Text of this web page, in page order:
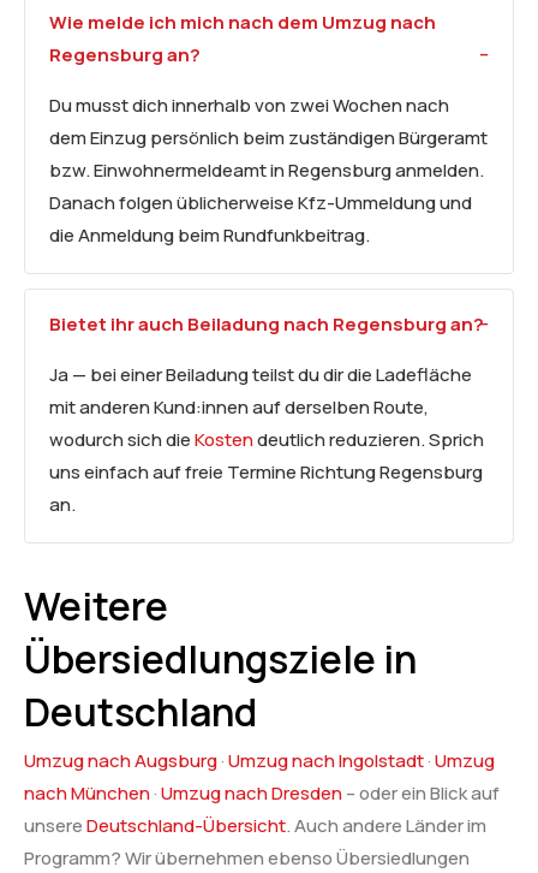
Wie melde ich mich nach dem Umzug nach
Regensburg an?
Du musst dich innerhalb von zwei Wochen nach
dem Einzug persönlich beim zuständigen Bürgeramt
bzw. Einwohnermeldeamt in Regensburg anmelden.
Danach folgen üblicherweise Kfz-Ummeldung und
die Anmeldung beim Rundfunkbeitrag.
Bietet ihr auch Beiladung nach Regensburg an?
Ja — bei einer Beiladung teilst du dir die Ladefläche
mit anderen Kund:innen auf derselben Route,
wodurch sich dieKostendeutlich reduzieren. Sprich
uns einfach auf freie Termine Richtung Regensburg
an.
Weitere
Übersiedlungsziele in
Deutschland
Umzug nach Augsburg·Umzug nach Ingolstadt·Umzug
nach München·Umzug nach Dresden– oder ein Blick auf
unsereDeutschland-Übersicht. Auch andere Länder im
Programm? Wir übernehmen ebenso Übersiedlungen